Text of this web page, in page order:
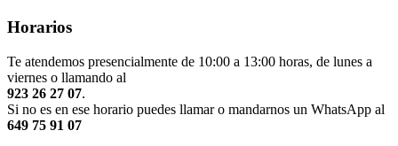
Horarios
Te atendemos presencialmente de 10:00 a 13:00 horas, de lunes a
viernes o llamando al
923 26 27 07.
Si no es en ese horario puedes llamar o mandarnos un WhatsApp al
649 75 91 07